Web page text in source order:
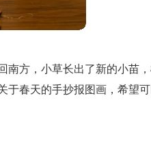
南方，小草长出了新的小苗
于春天的手抄报图画，希望可